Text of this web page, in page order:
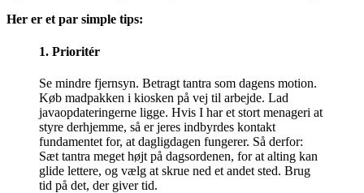
Her er et par simple tips:
1. Prioritér
Se mindre fjernsyn. Betragt tantra som dagens motion.
Køb madpakken i kiosken på vej til arbejde. Lad
javaopdateringerne ligge. Hvis I har et stort menageri at
styre derhjemme, så er jeres indbyrdes kontakt
fundamentet for, at dagligdagen fungerer. Så derfor:
Sæt tantra meget højt på dagsordenen, for at alting kan
glide lettere, og vælg at skrue ned et andet sted. Brug
tid på det, der giver tid.